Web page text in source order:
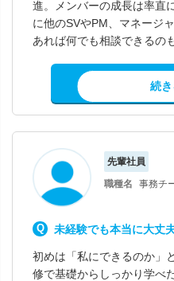
進。メンバーの成長は率直
に他のSVやPM、マネージ
あれば何でも相談できるの
求人
続
先輩社員
職種名
事務チ
未経験でも本当に大丈
初めは「私にできるのか」
修で基礎からしっかり学べ